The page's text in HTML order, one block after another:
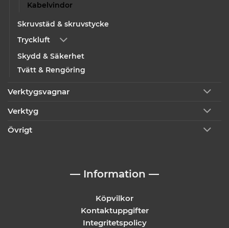
Kabelvindor
Skruvstäd & skruvstycke
Tryckluft
Skydd & Säkerhet
Tvätt & Rengöring
Verktygsvagnar
Verktyg
Övrigt
— Information —
Köpvilkor
Kontaktuppgifter
Integritetspolicy